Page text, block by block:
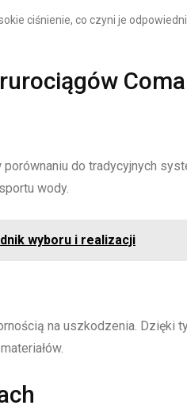
ciśnienie, co czyni je
do tradycyjnych
wody.
wyboru i realizacji
na uszkodzenia. Dzięki